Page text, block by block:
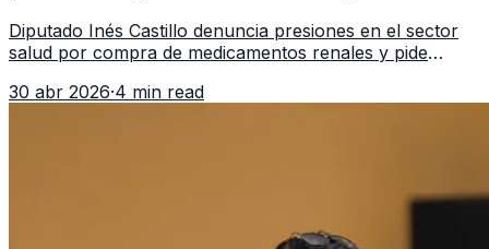
renales
Diputado Inés Castillo denuncia presiones en el sector
salud por compra de medicamentos renales y pide
30 abr 2026·4 min read